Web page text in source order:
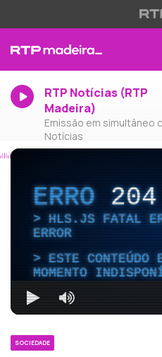
RTP Notícias (RTP
Madeira)
Emissão em simultâneo
Notícias
ERRO204
HLS.JS FATAL
ERROR
ESTE CONTEÚDO
MOMENTO
SOCIEDADE